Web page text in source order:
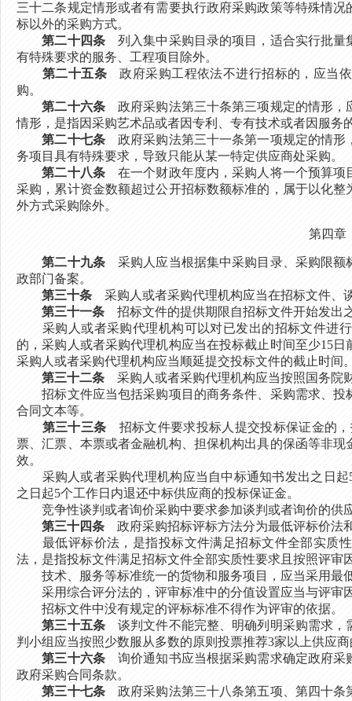
三十二条规定情形或者有需要执行政府采购政策等特殊情
标以外的采购方式。
第二十四条列入集中采购目录的项目，适合实行批量
有特殊要求的服务、工程项目除外。
第二十五条 政府采购工程依法不进行招标的，应当
购。
第二十六条政府采购法第三十条第三项规定的情形，
情形，是指因采购艺术品或者因专利、专有技术或者因服
第二十七条政府采购法第三十一条第一项规定的情形
务项目具有特殊要求，导致只能从某一特定供应商处采购。
第二十八条在一个财政年度内，采购人将一个预算项
采购，累计资金数额超过公开招标数额标准的，属于以化
外方式采购除外。
第四
第二十九条采购人应当根据集中采购目录、采购限额
政部门备案。
第三十条 采购人或者采购代理机构应当在招标文件、
第三十一条 招标文件的提供期限自招标文件开始发出
采购人或者采购代理机构可以对已发出的招标文件进行
的，采购人或者采购代理机构应当在投标截止时间至少15
采购人或者采购代理机构应当顺延提交投标文件的截止时间
第三十二条 采购人或者采购代理机构应当按照国务院
招标文件应当包括采购项目的商务条件、采购需求、投
合同文本等。
第三十三条 招标文件要求投标人提交投标保证金的
票、汇票、本票或者金融机构、担保机构出具的保函等非
效。
采购人或者采购代理机构应当自中标通知书发出之日起
之日起5个工作日内退还中标供应商的投标保证金。
竞争性谈判或者询价采购中要求参加谈判或者询价的供
第三十四条 政府采购招标评标方法分为最低评标价法
最低评标价法，是指投标文件满足招标文件全部实质性
法，是指投标文件满足招标文件全部实质性要求且按照评
技术、服务等标准统一的货物和服务项目，应当采用最
采用综合评分法的，评审标准中的分值设置应当与评审
招标文件中没有规定的评标标准不得作为评审的依据。
第三十五条谈判文件不能完整、明确列明采购需求，
判小组应当按照少数服从多数的原则投票推荐3家以上供应
第三十六条询价通知书应当根据采购需求确定政府采
政府采购合同条款。
第三十七条政府采购法第三十八条第五项、第四十条